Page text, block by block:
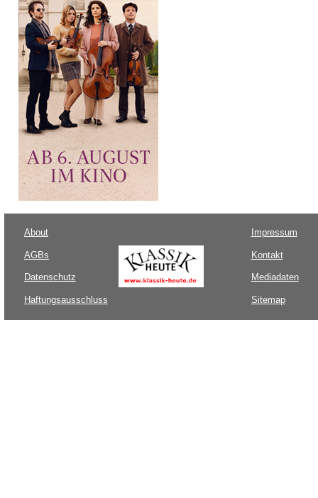
About
AGBs
Datenschutz
Haftungsausschluss
Impressum
Kontakt
Mediadaten
Sitemap